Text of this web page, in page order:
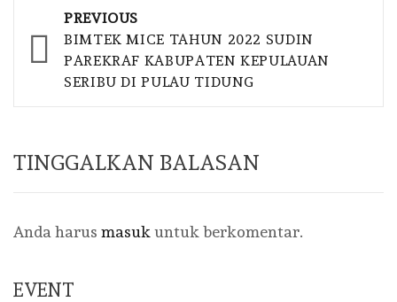
Post
navigation
PREVIOUS
BIMTEK MICE TAHUN 2022 SUDIN
PAREKRAF KABUPATEN KEPULAUAN
SERIBU DI PULAU TIDUNG
TINGGALKAN BALASAN
Anda harus masuk untuk berkomentar.
EVENT